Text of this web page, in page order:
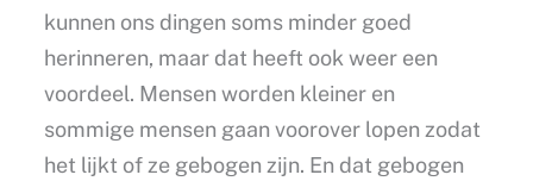
kunnen ons dingen soms minder goed
herinneren, maar dat heeft ook weer een
voordeel. Mensen worden kleiner en
sommige mensen gaan voorover lopen zodat
het lijkt of ze gebogen zijn. En dat gebogen